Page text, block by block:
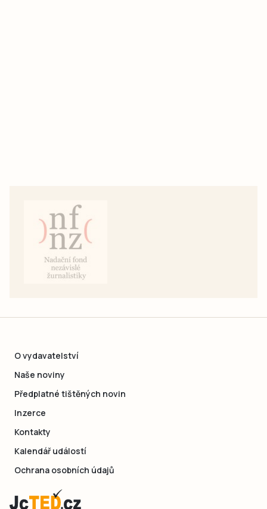
O vydavatelství
Naše noviny
Předplatné tištěných novin
Inzerce
Kontakty
Kalendář událostí
Ochrana osobních údajů